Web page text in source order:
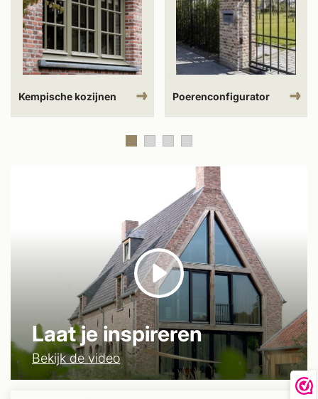
Kempische kozijnen Poerenconfigurator
Laat je inspireren
Bekijk de video